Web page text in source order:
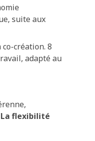
suite aux
création. 8
adapté au
La flexibilité